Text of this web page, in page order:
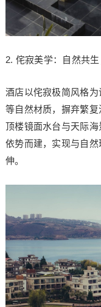
2. 侘寂美学：自然共
酒店以侘寂极简风格
等自然材质，摒弃繁复
顶楼镜面水台与天际
依势而建，实现与自
伸。